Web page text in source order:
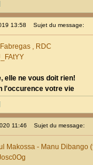
13:58 Sujet du message:
, RDC
elle ne vous doit rien!
l'occurence votre vie
11:46 Sujet du message:
Makossa - Manu Dibango